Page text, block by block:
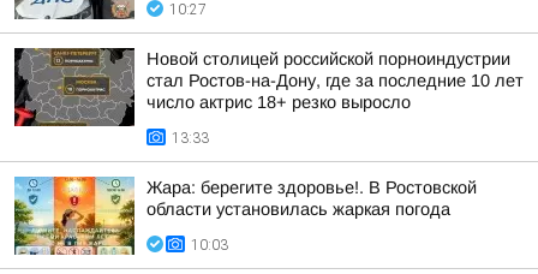
10:27
Новой столицей российской порноиндустрии
стал Ростов-на-Дону, где за последние 10 лет
число актрис 18+ резко выросло
13:33
Жара: берегите здоровье!. В Ростовской
области установилась жаркая погода
10:03